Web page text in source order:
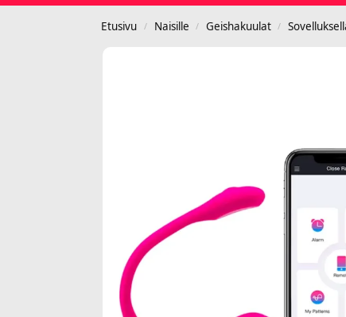
Etusivu / Naisille / Geishakuulat /